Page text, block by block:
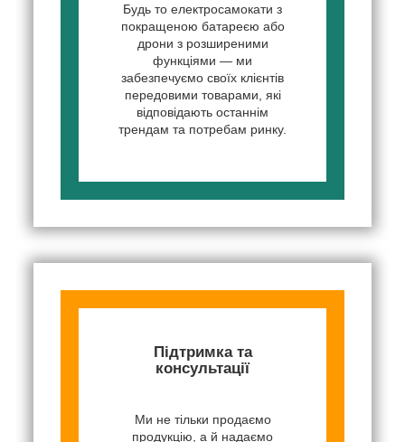
Будь то електросамокати з
покращеною батареєю або
дрони з розширеними
функціями — ми
забезпечуємо своїх клієнтів
передовими товарами, які
відповідають останнім
трендам та потребам ринку.
Підтримка та
консультації
Ми не тільки продаємо
продукцію, а й надаємо